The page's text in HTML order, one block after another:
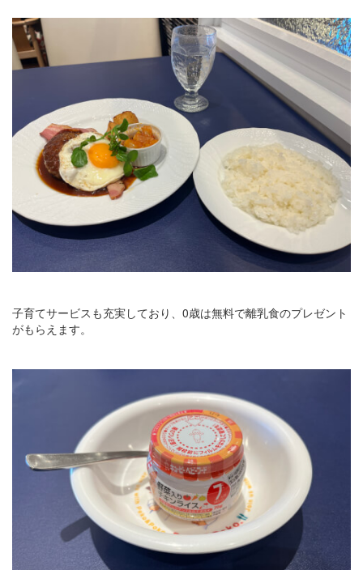
子育てサービスも充実しており、0歳は無料で離乳食のプレゼント
がもらえます。